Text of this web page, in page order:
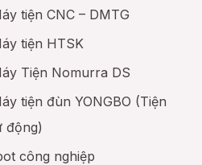
tiện CNC – DMTG
tiện HTSK
Tiện Nomurra DS
tiện đùn YONGBO (Tiện
động)
công nghiệp